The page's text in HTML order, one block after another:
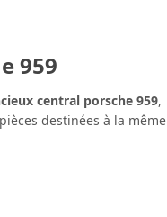
959
central porsche 959,
destinées à la même